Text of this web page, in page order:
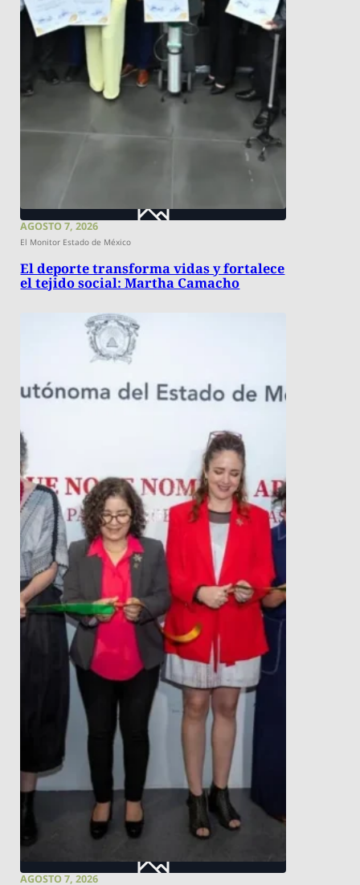
AGOSTO 7, 2026
El Monitor Estado de México
El deporte transforma vidas y fortalece
el tejido social: Martha Camacho
AGOSTO 7, 2026